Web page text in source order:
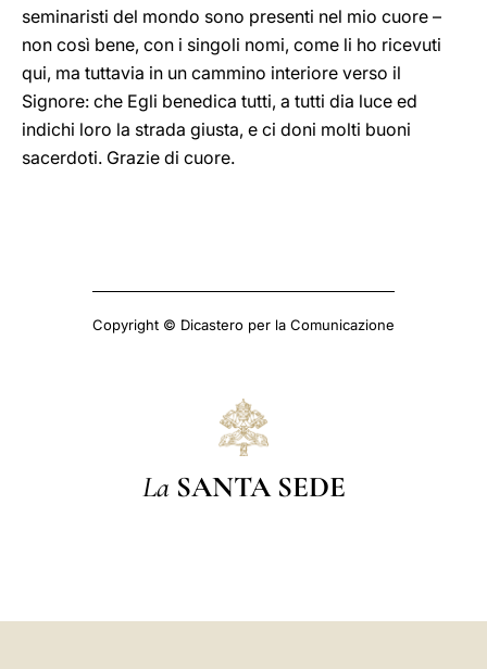
seminaristi del mondo sono presenti nel mio cuore –
non così bene, con i singoli nomi, come li ho ricevuti
qui, ma tuttavia in un cammino interiore verso il
Signore: che Egli benedica tutti, a tutti dia luce ed
indichi loro la strada giusta, e ci doni molti buoni
sacerdoti. Grazie di cuore.
Copyright © Dicastero per la Comunicazione
La SANTA SEDE